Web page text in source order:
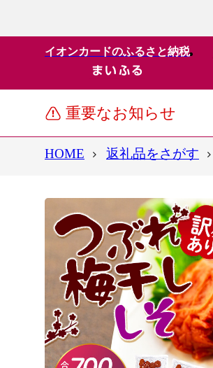
イオンカードのふるさと納税
重要なお知らせ
HOME 返礼品をさがす